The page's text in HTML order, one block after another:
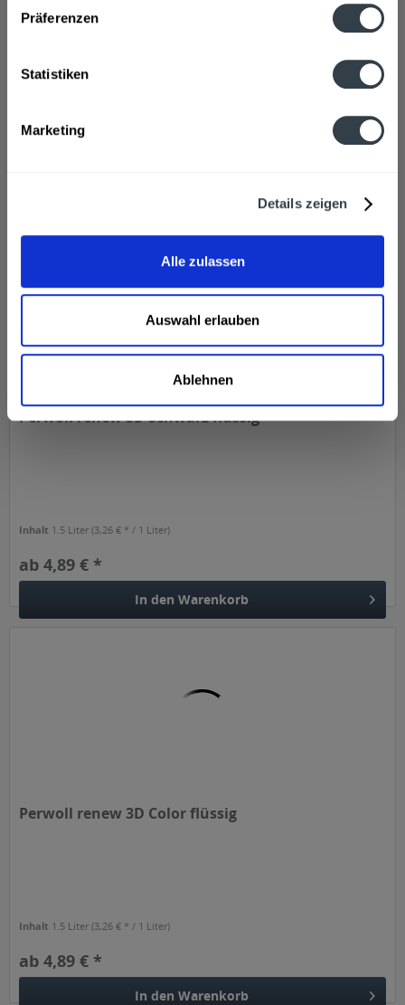
Präferenzen
Statistiken
Marketing
Details zeigen
Alle zulassen
Auswahl erlauben
Ablehnen
Dr. Beckmann Fleckenteufel Fetthaltige +
Inhalt0.05 Liter
Perwoll renew 3D Schwarz flüssig
Inhalt 1.5 Liter(3,26 € * / 1 Liter)
ab 4,89 € *
In den Warenkorb
Perwoll renew 3D Color flüssig
Inhalt 1.5 Liter(3,26 € * / 1 Liter)
ab 4,89 € *
In den Warenkorb